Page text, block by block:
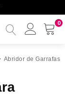
0
Minha
Abridor de Garrafas